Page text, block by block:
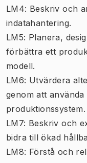
LM4: Beskriv och
indatahantering.
LM5: Planera,
förbättra ett
modell.
LM6: Utvärdera
genom att
produktionssystem.
LM7: Beskriv och
bidra till ökad
LM8: Förstå och